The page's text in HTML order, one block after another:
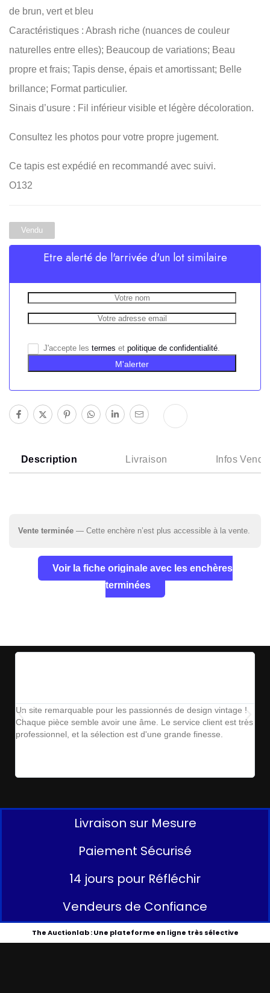
de brun, vert et bleu
Caractéristiques : Abrash riche (nuances de couleur
naturelles entre elles); Beaucoup de variations; Beau
propre et frais; Tapis dense, épais et amortissant; Belle
brillance; Format particulier.
Sinais d’usure : Fil inférieur visible et légère décoloration.
Consultez les photos pour votre propre jugement.
Ce tapis est expédié en recommandé avec suivi.
O132
Vendu
Etre alerté de l'arrivée d'un lot similaire
J'accepte les termes et politique de confidentialité.
M'alerter
Description Livraison Infos
Vente terminée — Cette enchère n’est plus accessible à la vente.
Voir la fiche originale avec les enchères
terminées
Un site remarquable pour les passionnés de design vintage !
Chaque pièce semble avoir une âme. Le service client est très
professionnel, et la sélection est d'une grande finesse.
Livraison sur Mesure
Paiement Sécurisé
14 jours pour Réfléchir
Vendeurs de Confiance
The Auctionlab : Une plateforme en ligne très sélective